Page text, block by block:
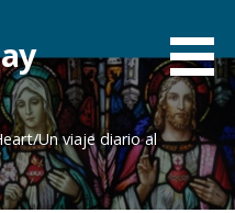
Un viaje diario al